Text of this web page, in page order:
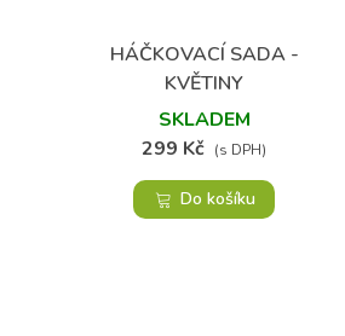
Přidat do oblíbených
HÁČKOVACÍ SADA -
KVĚTINY
SKLADEM
299 Kč (s DPH)
Do košíku